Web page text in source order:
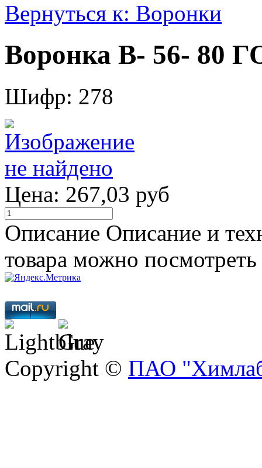
Вернуться к: Воронки
Воронка В- 56- 80
Шифр: 278
Цена: 267,03 руб
Описание Описание и
товара можно
Copyright © ПАО